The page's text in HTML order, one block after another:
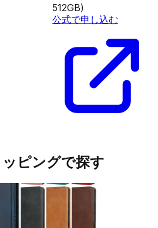
512GB)
公式で申し込む
ピングで探す